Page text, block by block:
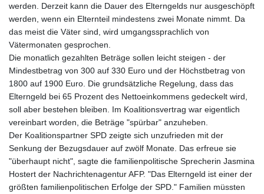
werden. Derzeit kann die Dauer des Elterngelds nur ausgeschöpft
werden, wenn ein Elternteil mindestens zwei Monate nimmt. Da
das meist die Väter sind, wird umgangssprachlich von
Vätermonaten gesprochen.
Die monatlich gezahlten Beträge sollen leicht steigen - der
Mindestbetrag von 300 auf 330 Euro und der Höchstbetrag von
1800 auf 1900 Euro. Die grundsätzliche Regelung, dass das
Elterngeld bei 65 Prozent des Nettoeinkommens gedeckelt wird,
soll aber bestehen bleiben. Im Koalitionsvertrag war eigentlich
vereinbart worden, die Beträge "spürbar" anzuheben.
Der Koalitionspartner SPD zeigte sich unzufrieden mit der
Senkung der Bezugsdauer auf zwölf Monate. Das erfreue sie
"überhaupt nicht", sagte die familienpolitische Sprecherin Jasmina
Hostert der Nachrichtenagentur AFP. "Das Elterngeld ist einer der
größten familienpolitischen Erfolge der SPD." Familien müssten